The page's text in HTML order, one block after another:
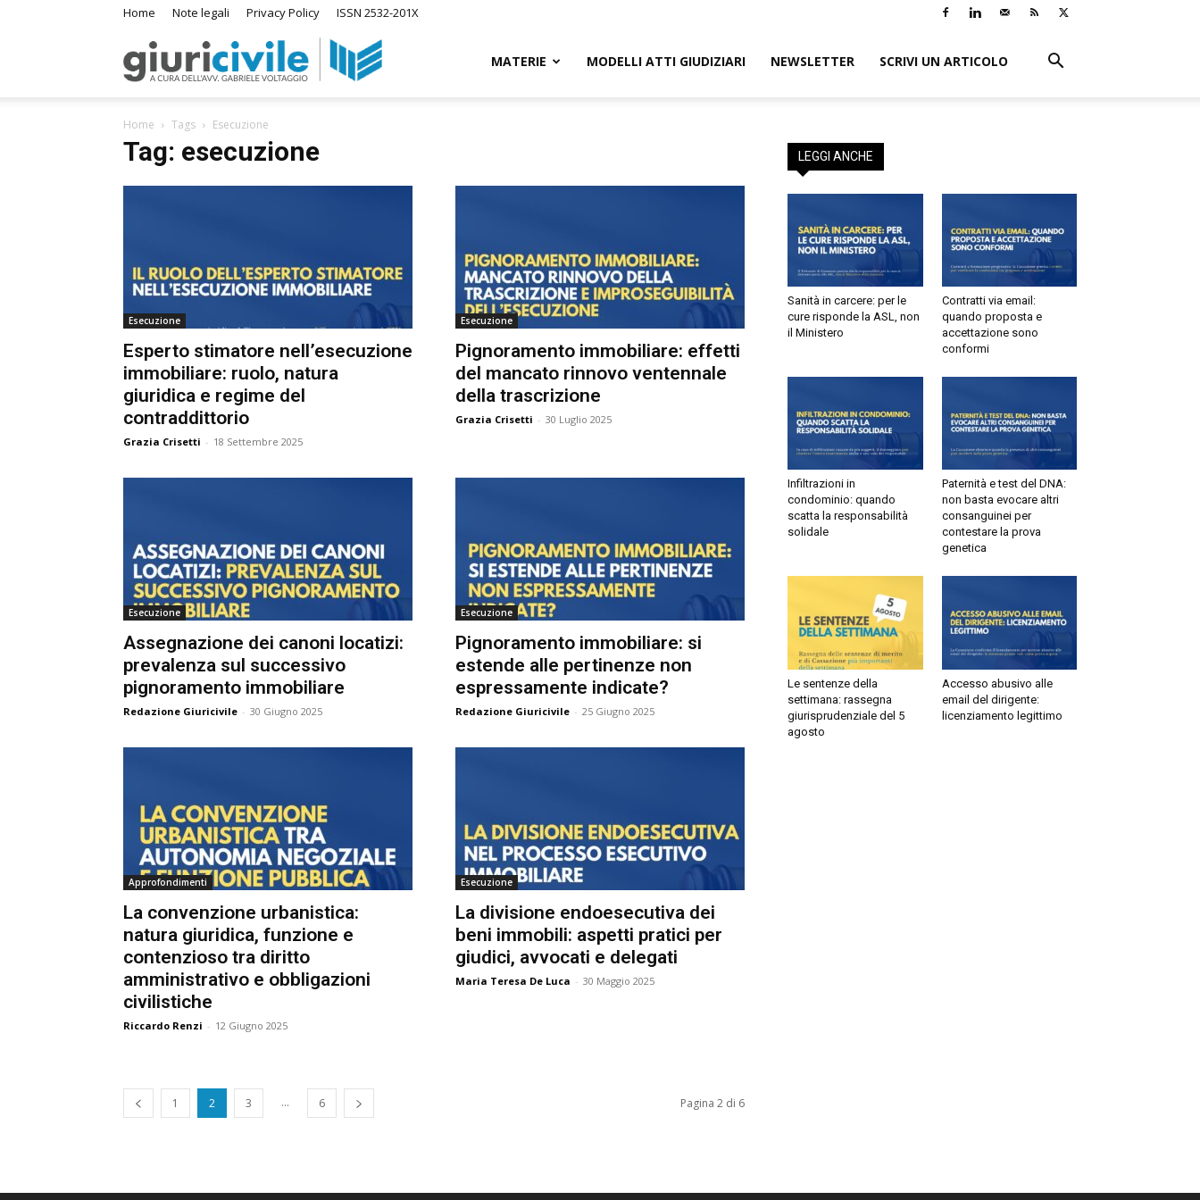
Home Note legali Privacy Policy ISSN 2532-201X
GiuriCivile.it
di
Diritto
Civile
MATERIE MODELLI ATTI GIUDIZIARI NEWSLETTER SCRIVI UN ARTICOLO
Home Tags Esecuzione
Tag: esecuzione
Esecuzione
Esperto stimatore nell’esecuzione
immobiliare: ruolo, natura
giuridica e regime del
contraddittorio
Grazia Crisetti - 18 Settembre 2025
Esecuzione
Pignoramento immobiliare: effetti
del mancato rinnovo ventennale
della trascrizione
Grazia Crisetti - 30 Luglio 2025
Esecuzione
Assegnazione dei canoni locatizi:
prevalenza sul successivo
pignoramento immobiliare
Redazione Giuricivile - 30 Giugno 2025
Esecuzione
Pignoramento immobiliare: si
estende alle pertinenze non
espressamente indicate?
Redazione Giuricivile - 25 Giugno 2025
Approfondimenti
La convenzione urbanistica:
natura giuridica, funzione e
contenzioso tra diritto
amministrativo e obbligazioni
civilistiche
Riccardo Renzi - 12 Giugno 2025
Esecuzione
La divisione endoesecutiva dei
beni immobili: aspetti pratici per
giudici, avvocati e delegati
Maria Teresa De Luca - 30 Maggio 2025
... Pagina 2 di 6
LEGGI ANCHE
Sanità in carcere: per le
cure risponde la ASL, non
il Ministero
Contratti via email:
quando proposta e
accettazione sono
conformi
Infiltrazioni in
condominio: quando
scatta la responsabilità
solidale
Paternità e test del DNA:
non basta evocare altri
consanguinei per
contestare la prova
genetica
Le sentenze della
settimana: rassegna
giurisprudenziale del 5
agosto
Accesso abusivo alle
email del dirigente:
licenziamento legittimo
Autorizzo l’invio di comunicazioni a scopo commerciale e di
marketing nei limiti indicati nell’informativa
Autorizzo Non autorizzo